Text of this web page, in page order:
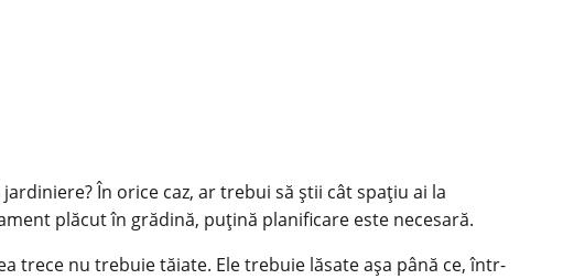
În orice caz, ar trebui să știi cât spațiu ai la
plăcut în grădină, puțină planificare este necesară.
trece nu trebuie tăiate. Ele trebuie lăsate așa până ce, într-